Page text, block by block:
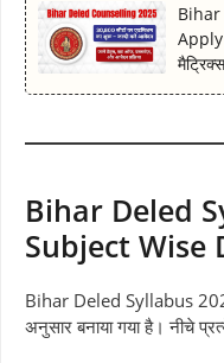
Apply
Bihar Deled
Subject Wise
Bihar Deled Syllabus
अनुसार बनाया गया है। नीचे